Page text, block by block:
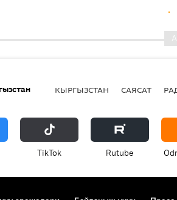
КЫРГЫЗСТАН САЯСАТ
ТikТоk Rutube